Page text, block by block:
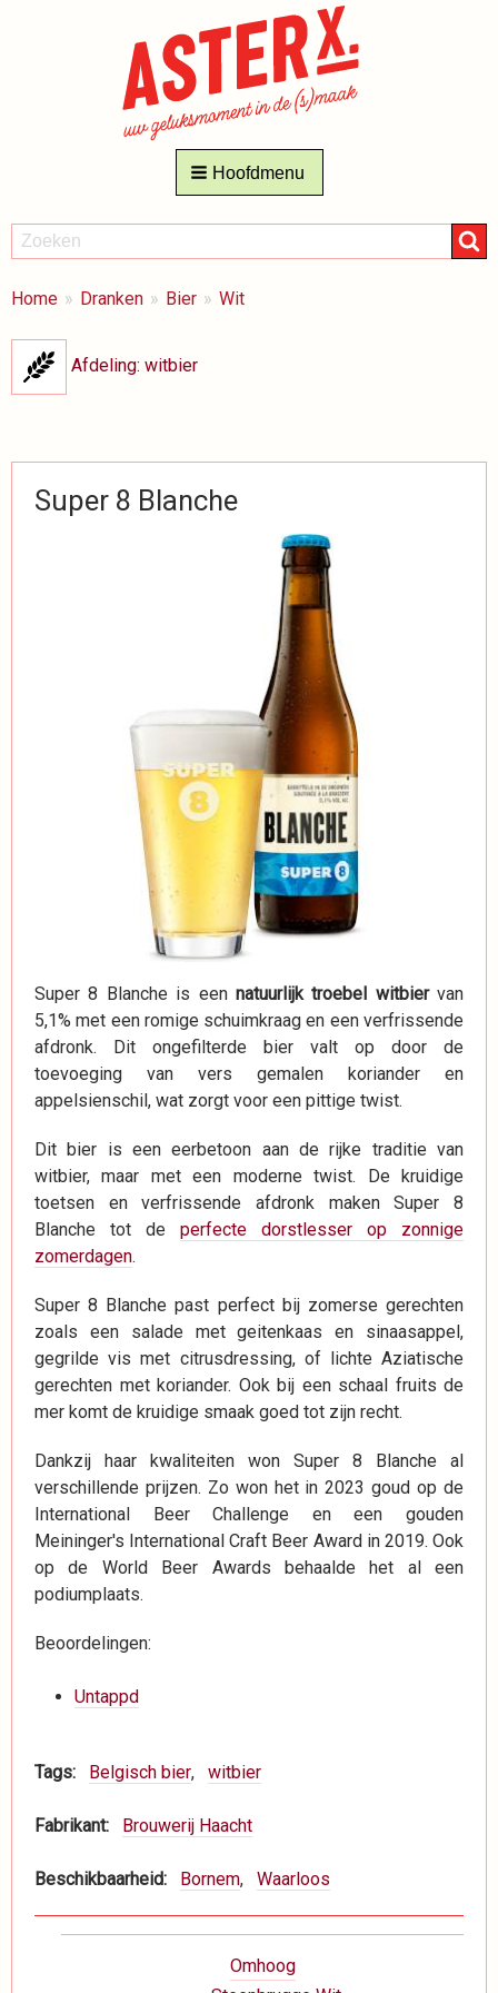
Hoofdmenu
ZOEKEN
Zoeken
BREADCRUMBS
Je
hier:
Home Dranken Bier Wit
Afdeling: witbier
Super 8 Blanche
Super 8 Blanche is een natuurlijk troebel witbiervan
5,1% met een romige schuimkraag en een verfrissende
afdronk. Dit ongefilterde bier valt op door de
toevoeging van vers gemalen koriander en
appelsienschil, wat zorgt voor een pittige twist.
Dit bier is een eerbetoon aan de rijke traditie van
witbier, maar met een moderne twist. De kruidige
toetsen en verfrissende afdronk maken Super 8
Blanche tot de perfecte dorstlesser op zonnige
zomerdagen.
Super 8 Blanche past perfect bij zomerse gerechten
zoals een salade met geitenkaas en sinaasappel,
gegrilde vis met citrusdressing, of lichte Aziatische
gerechten met koriander. Ook bij een schaal fruits de
mer komt de kruidige smaak goed tot zijn recht.
Dankzij haar kwaliteiten won Super 8 Blanche al
verschillende prijzen. Zo won het in 2023 goud op de
International Beer Challenge en een gouden
Meininger's International Craft Beer Award in 2019. Ook
op de World Beer Awards behaalde het al een
podiumplaats.
Beoordelingen:
Untappd
Tags Belgisch bier witbier
Fabrikant Brouwerij Haacht
Beschikbaarheid Bornem Waarloos
Omhoog